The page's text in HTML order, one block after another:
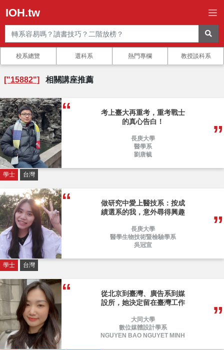
IOH.tw
校系總覽 選科系 熱門專欄 教授談科系
["15882"] 相關講座推薦
考上臺大再重考，重考戰士
的真心告白！
長庚大學
醫學系
劉唐毓
學士 台灣
做研究中愛上醫技系：按成
績選系的我，意外尋得興趣
長庚大學
醫學生物技術暨檢驗學系
吳冠宣
學士 台灣
從北京到臺灣、廣告系到媒
設所，她決定留在臺灣工作
大同大學
數位媒體設計學系
NGUYEN BAO NGUYET MINH